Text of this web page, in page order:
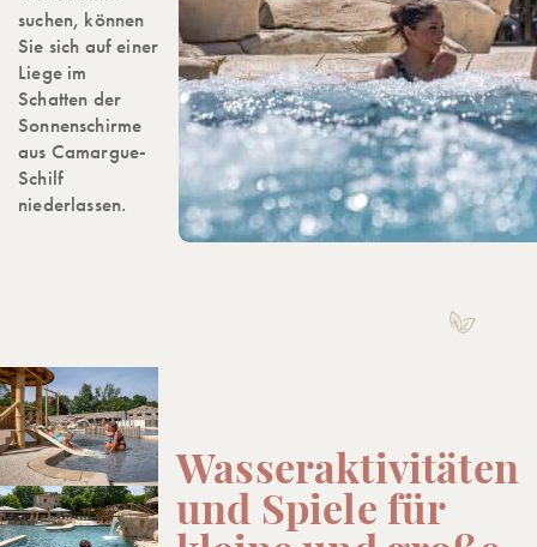
suchen, können
Sie sich auf einer
Liege im
Schatten der
Sonnenschirme
aus Camargue-
Schilf
niederlassen.
Wasseraktivitäten
und Spiele für